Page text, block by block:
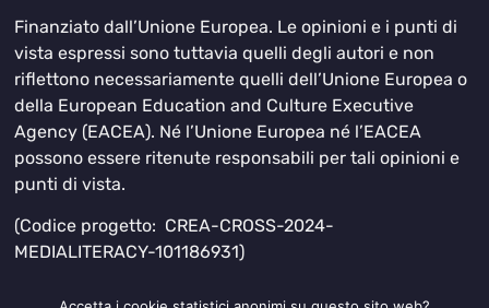
Finanziato dall’Unione Europea. Le opinioni e i punti di
vista espressi sono tuttavia quelli degli autori e non
riflettono necessariamente quelli dell’Unione Europea o
della European Education and Culture Executive
Agency (EACEA). Né l’Unione Europea né l’EACEA
possono essere ritenute responsabili per tali opinioni e
punti di vista.
(Codice progetto: CREA-CROSS-2024-
MEDIALITERACY-101186931)